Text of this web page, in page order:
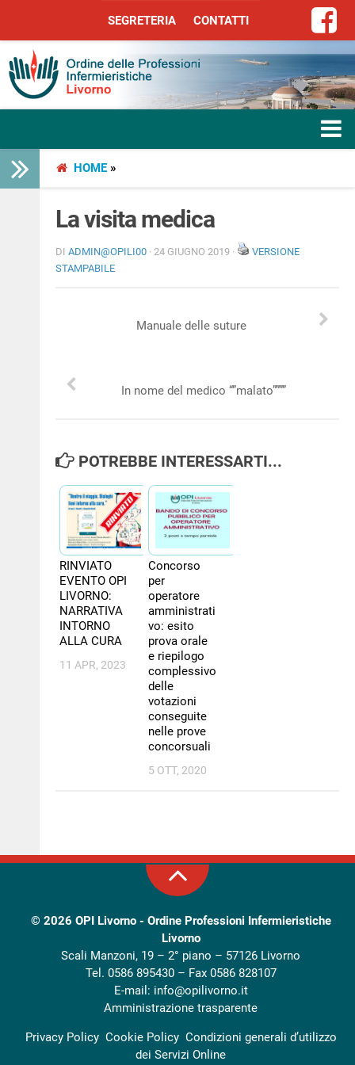
SEGRETERIA CONTATTI
SEGRETERIA CONTATTI
HOME
FORMAZIONE
CONCORSI
HOME»
La visita medica
DI ADMIN@OPILI00 · 24 GIUGNO 2019 ·
VERSIONE
STAMPABILE
Manuale delle suture
In nome del medico “”malato””””
POTREBBE INTERESSARTI...
RINVIATO
EVENTO OPI
LIVORNO:
NARRATIVA
INTORNO
ALLA CURA
11 APR, 2023
Concorso
per
operatore
amministrati
vo: esito
prova orale
e riepilogo
complessivo
delle
votazioni
conseguite
nelle prove
concorsuali
5 OTT, 2020
© 2026 OPI Livorno - Ordine Professioni Infermieristiche
Livorno
Scali Manzoni, 19 – 2° piano – 57126 Livorno
Tel. 0586 895430 – Fax 0586 828107
E-mail: info@opilivorno.it
Amministrazione trasparente
Privacy Policy Cookie Policy Condizioni generali d’utilizzo
dei Servizi Online